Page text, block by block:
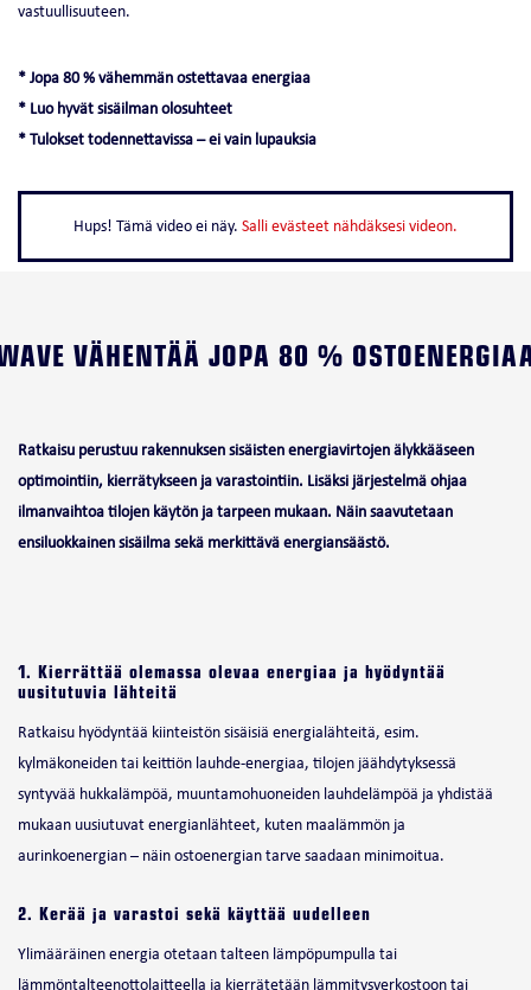
vastuullisuuteen.​
* Jopa 80 % vähemmän ostettavaa energiaa
* Luo hyvät sisäilman olosuhteet
* Tulokset todennettavissa – ei vain lupauksia
Hups! Tämä video ei näy. Salli evästeet nähdäksesi videon.
VÄHENTÄÄ JOPA 80 %
Ratkaisu perustuu rakennuksen sisäisten energiavirtojen älykkääseen
optimointiin, kierrätykseen ja varastointiin. Lisäksi järjestelmä ohjaa
ilmanvaihtoa tilojen käytön ja tarpeen mukaan. Näin saavutetaan
ensiluokkainen sisäilma sekä merkittävä energiansäästö.
1. Kierrättää olemassa olevaa energiaa ja hyödyntää
uusitutuvia lähteitä
Ratkaisu hyödyntää kiinteistön sisäisiä energialähteitä, esim.
kylmäkoneiden tai keittiön lauhde-energiaa, tilojen jäähdytyksessä
syntyvää hukkalämpöä, muuntamohuoneiden lauhdelämpöä ja yhdistää
mukaan uusiutuvat energianlähteet, kuten maalämmön ja
aurinkoenergian – näin ostoenergian tarve saadaan minimoitua.
2. Kerää ja varastoi sekä käyttää uudelleen
Ylimääräinen energia otetaan talteen lämpöpumpulla tai
lämmöntalteenottolaitteella ja kierrätetään lämmitysverkostoon tai